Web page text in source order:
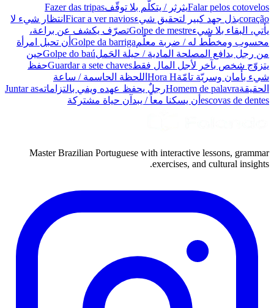
Falar pelos cotovelosيثرثر / يتكلّم بلا توقّفFazer das tripas
coraçãoبذل جهد كبير لتحقيق شيءFicar a ver navios انتظار شيء لا
يأتي، البقاء بلا شيءGolpe de mestreتصرّف يكشف عن براعة،
محسوب ومخطّط له / ضربة معلّمGolpe da barriga أن تحبل امرأة
من رجل بدافع المصلحة المادية / حيلة الحَملGolpe do baúحين
يتزوّج شخص بآخر لأجل المال فقطGuardar a sete chavesحفظ
شيء بأمان وسريّة تامّةHora H اللحظة الحاسمة / ساعة
الحقيقةHomem de palavraرجلٌ يحفظ عهده ويفي بالتزاماتهJuntar as
escovas de dentes أن يسكنا معاً / يبدآن حياة مشتركة
Master Brazilian Portuguese with interactive lessons, grammar
exercises, and cultural insights.